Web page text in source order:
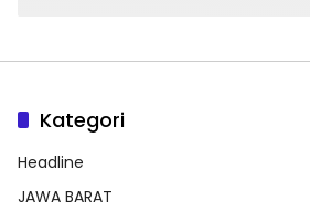
Kategori
Headline
JAWA BARAT